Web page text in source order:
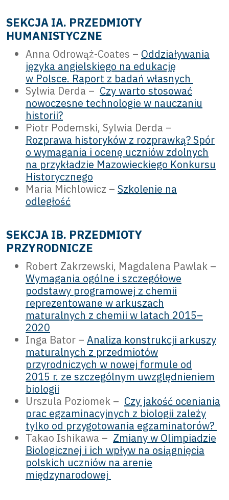
SEKCJA IA. PRZEDMIOTY
HUMANISTYCZNE
Anna Odrowąż-Coates – Oddziaływania
języka angielskiego na edukację
w Polsce. Raport z badań własnych
Sylwia Derda – Czy warto stosować
nowoczesne technologie w nauczaniu
historii?
Piotr Podemski, Sylwia Derda –
Rozprawa historyków z rozprawką? Spór
o wymagania i ocenę uczniów zdolnych
na przykładzie Mazowieckiego Konkursu
Historycznego
Maria Michlowicz – Szkolenie na
odległość
SEKCJA IB. PRZEDMIOTY
PRZYRODNICZE
Robert Zakrzewski, Magdalena Pawlak –
Wymagania ogólne i szczegółowe
podstawy programowej z chemii
reprezentowane w arkuszach
maturalnych z chemii w latach 2015–
2020
Inga Bator – Analiza konstrukcji arkuszy
maturalnych z przedmiotów
przyrodniczych w nowej formule od
2015 r. ze szczególnym uwzględnieniem
biologii
Urszula Poziomek – Czy jakość oceniania
prac egzaminacyjnych z biologii zależy
tylko od przygotowania egzaminatorów?
Takao Ishikawa – Zmiany w Olimpiadzie
Biologicznej i ich wpływ na osiągnięcia
polskich uczniów na arenie
międzynarodowej